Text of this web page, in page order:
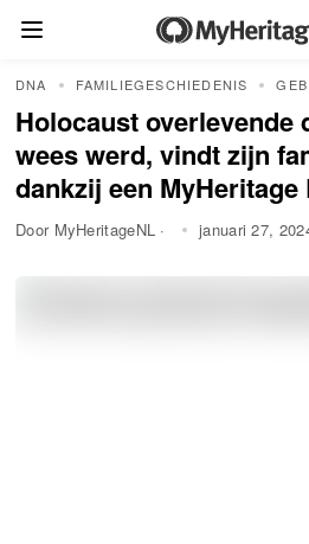
DNA FAMILIEGESCHIEDENIS
Holocaust overlevende
wees werd, vindt zijn
dankzij een MyHeritage
Door MyHeritageNL · januari 27,